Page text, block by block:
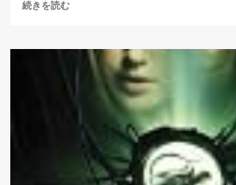
続きを読むト
ー